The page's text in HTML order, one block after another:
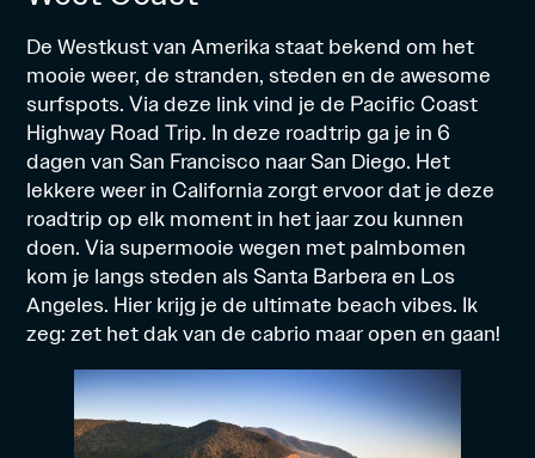
De Westkust van Amerika staat bekend om het
mooie weer, de stranden, steden en de awesome
surfspots. Viadeze linkvind je de Pacific Coast
Highway Road Trip. In deze roadtrip ga je in 6
dagen van San Francisco naar San Diego. Het
lekkere weer in California zorgt ervoor dat je deze
roadtrip op elk moment in het jaar zou kunnen
doen. Via supermooie wegen met palmbomen
kom je langs steden als Santa Barbera en Los
Angeles. Hier krijg je de ultimate beach vibes. Ik
zeg: zet het dak van de cabrio maar open en gaan!